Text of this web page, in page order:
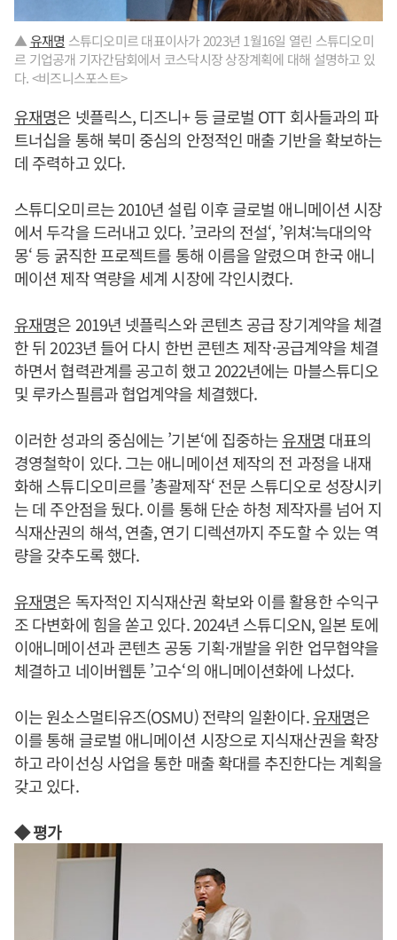
▲유재명 스튜디오미르 대표이사가 2023년 1월16일 열린 스튜디오미
르 기업공개 기자간담회에서 코스닥시장 상장계획에 대해 설명하고 있
다. <비즈니스포스트>
유재명은 넷플릭스, 디즈니+ 등 글로벌 OTT 회사들과의 파
트너십을 통해 북미 중심의 안정적인 매출 기반을 확보하는
데 주력하고 있다.
스튜디오미르는 2010년 설립 이후 글로벌 애니메이션 시장
에서 두각을 드러내고 있다. ’코라의 전설‘, ’위쳐:늑대의악
몽‘ 등 굵직한 프로젝트를 통해 이름을 알렸으며 한국 애니
메이션 제작 역량을 세계 시장에 각인시켰다.
유재명은 2019년 넷플릭스와 콘텐츠 공급 장기계약을 체결
한 뒤 2023년 들어 다시 한번 콘텐츠 제작·공급계약을 체결
하면서 협력관계를 공고히 했고 2022년에는 마블스튜디오
및 루카스필름과 협업계약을 체결했다.
이러한 성과의 중심에는 ’기본‘에 집중하는유재명 대표의
경영철학이 있다. 그는 애니메이션 제작의 전 과정을 내재
화해 스튜디오미르를 ’총괄제작‘ 전문 스튜디오로 성장시키
는 데 주안점을 뒀다. 이를 통해 단순 하청 제작자를 넘어 지
식재산권의 해석, 연출, 연기 디렉션까지 주도할 수 있는 역
량을 갖추도록 했다.
유재명은 독자적인 지식재산권 확보와 이를 활용한 수익구
조 다변화에 힘을 쏟고 있다. 2024년 스튜디오N, 일본 토에
이애니메이션과 콘텐츠 공동 기획·개발을 위한 업무협약을
체결하고 네이버웹툰 ’고수‘의 애니메이션화에 나섰다.
이는 원소스멀티유즈(OSMU) 전략의 일환이다.유재명은
이를 통해 글로벌 애니메이션 시장으로 지식재산권을 확장
하고 라이선싱 사업을 통한 매출 확대를 추진한다는 계획을
갖고 있다.
◆ 평가